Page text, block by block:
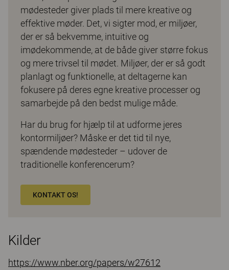
mødesteder giver plads til mere kreative og
effektive møder. Det, vi sigter mod, er miljøer,
der er så bekvemme, intuitive og
imødekommende, at de både giver større fokus
og mere trivsel til mødet. Miljøer, der er så godt
planlagt og funktionelle, at deltagerne kan
fokusere på deres egne kreative processer og
samarbejde på den bedst mulige måde.
Har du brug for hjælp til at udforme jeres
kontormiljøer? Måske er det tid til nye,
spændende mødesteder – udover de
traditionelle konferencerum?
KONTAKT OS!
Kilder
https://www.nber.org/papers/w27612